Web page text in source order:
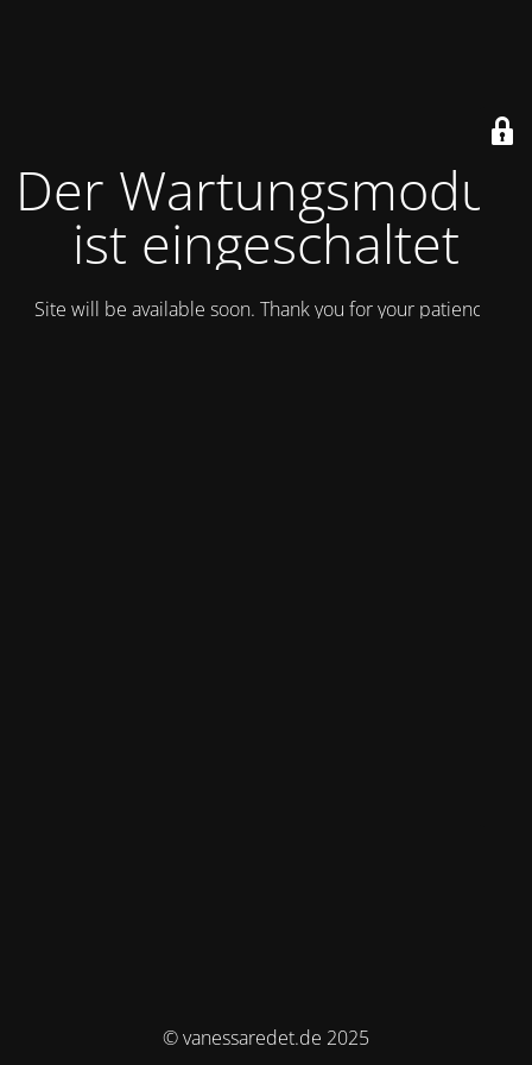
Der Wartungsmodus
ist eingeschaltet
Site will be available soon. Thank you for your patience!
© vanessaredet.de 2025